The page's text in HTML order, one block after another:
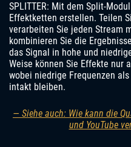
SPLITTER: Mit dem Split-
Effektketten erstellen. Teilen
verarbeiten Sie jeden Stream
kombinieren Sie die
das Signal in hohe und
Weise können Sie Effekte nur
wobei niedrige Frequenzen
intakt bleiben.
— Siehe auch: Wie kann die
und YouTube